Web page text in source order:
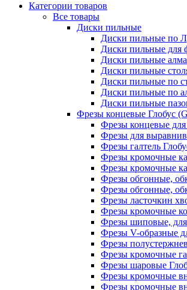
Категории товаров
Все товары
Диски пильные
Диски пильные по
Диски пильные для
Диски пильные
Диски пильные
Диски пильные по
Диски пильные по
Диски пильные
Фрезы концевые Глобус
Фрезы концевые для
Фрезы для
Фрезы галтель
Фрезы кромочные
Фрезы кромочные
Фрезы обгонные,
Фрезы обгонные,
Фрезы ласточкин
Фрезы кромочные
Фрезы шиповые, для
Фрезы V-образные
Фрезы
Фрезы кромочные
Фрезы шаровые
Фрезы кромочные
Фрезы кромочные